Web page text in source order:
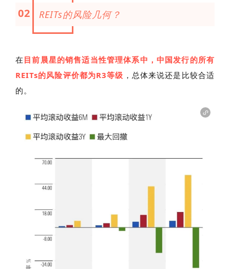
02 REITs的风险几何？
在 目前晨星的销售适当性管理体系中，中国发行的所有
REITs的风险评价都为R3等级 ，总体来说还是比较合适
的。